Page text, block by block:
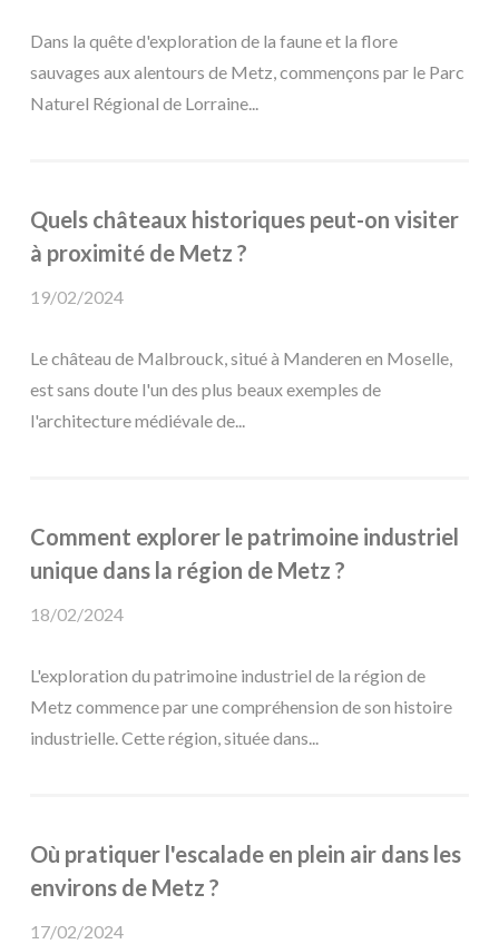
Dans la quête d'exploration de la faune et la flore
sauvages aux alentours de Metz, commençons par le Parc
Naturel Régional de Lorraine...
Quels châteaux historiques peut-on visiter
à proximité de Metz ?
19/02/2024
Le château de Malbrouck, situé à Manderen en Moselle,
est sans doute l'un des plus beaux exemples de
l'architecture médiévale de...
Comment explorer le patrimoine industriel
unique dans la région de Metz ?
18/02/2024
L'exploration du patrimoine industriel de la région de
Metz commence par une compréhension de son histoire
industrielle. Cette région, située dans...
Où pratiquer l'escalade en plein air dans les
environs de Metz ?
17/02/2024